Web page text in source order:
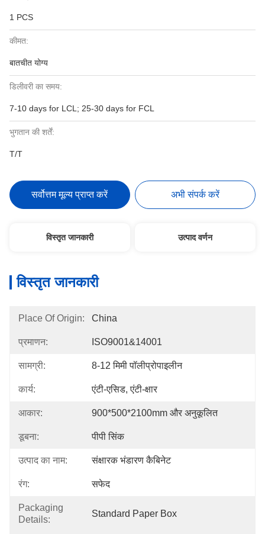
1 PCS
कीमत:
बातचीत योग्य
डिलीवरी का समय:
7-10 days for LCL; 25-30 days for FCL
भुगतान की शर्तें:
T/T
सर्वोत्तम मूल्य प्राप्त करें अभी संपर्क करें
विस्तृत जानकारी उत्पाद वर्णन
विस्तृत जानकारी
Place Of Origin: China
प्रमाणन: ISO9001&14001
सामग्री: 8-12 मिमी पॉलीप्रोपाइलीन
कार्य: एंटी-एसिड, एंटी-क्षार
आकार: 900*500*2100mm और अनुकूलित
डूबना: पीपी सिंक
उत्पाद का नाम: संक्षारक भंडारण कैबिनेट
रंग: सफेद
Packaging
Details:
Standard Paper Box